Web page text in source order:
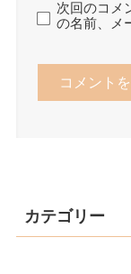
次回のコメ
の名前、メ
カテゴリー